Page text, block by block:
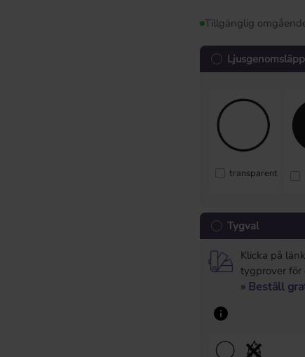
Tillgänglig
transparent
Tygval
Klicka på
tygprover för
» Beställ